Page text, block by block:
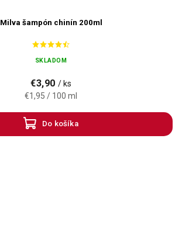
Milva šampón chinín 200ml
SKLADOM
€3,90 / ks
€1,95 / 100 ml
Do košíka